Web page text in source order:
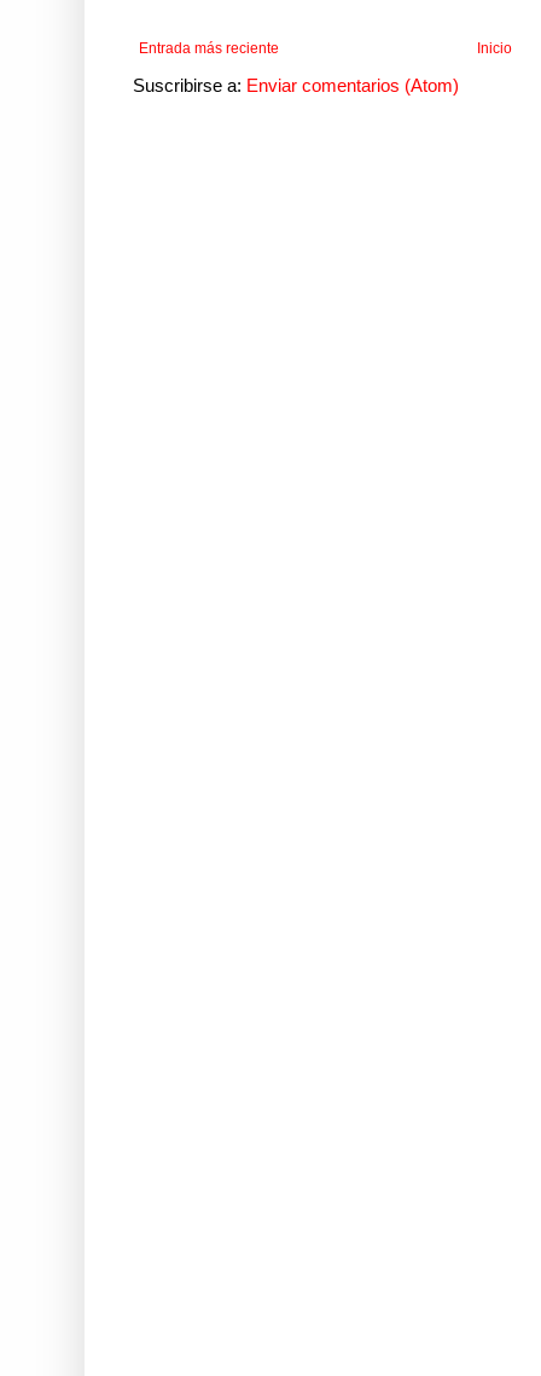
Entrada más reciente Inicio
Suscribirse a: Enviar comentarios (Atom)